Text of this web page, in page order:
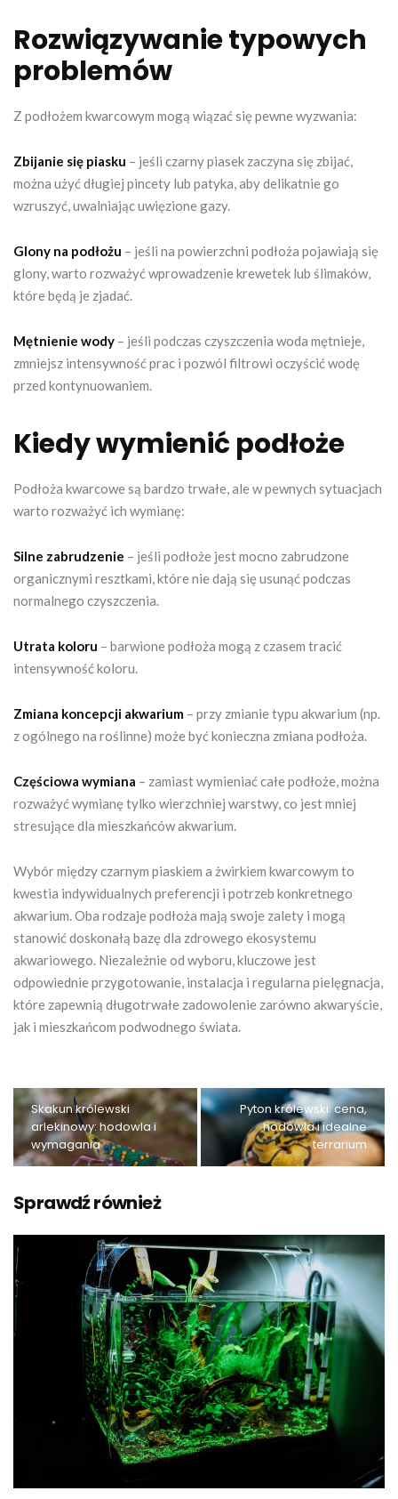
Rozwiązywanie typowych
problemów
Z podłożem kwarcowym mogą wiązać się pewne wyzwania:
Zbijanie się piasku – jeśli czarny piasek zaczyna się zbijać,
można użyć długiej pincety lub patyka, aby delikatnie go
wzruszyć, uwalniając uwięzione gazy.
Glony na podłożu – jeśli na powierzchni podłoża pojawiają się
glony, warto rozważyć wprowadzenie krewetek lub ślimaków,
które będą je zjadać.
Mętnienie wody – jeśli podczas czyszczenia woda mętnieje,
zmniejsz intensywność prac i pozwól filtrowi oczyścić wodę
przed kontynuowaniem.
Kiedy wymienić podłoże
Podłoża kwarcowe są bardzo trwałe, ale w pewnych sytuacjach
warto rozważyć ich wymianę:
Silne zabrudzenie – jeśli podłoże jest mocno zabrudzone
organicznymi resztkami, które nie dają się usunąć podczas
normalnego czyszczenia.
Utrata koloru – barwione podłoża mogą z czasem tracić
intensywność koloru.
Zmiana koncepcji akwarium – przy zmianie typu akwarium (np.
z ogólnego na roślinne) może być konieczna zmiana podłoża.
Częściowa wymiana – zamiast wymieniać całe podłoże, można
rozważyć wymianę tylko wierzchniej warstwy, co jest mniej
stresujące dla mieszkańców akwarium.
Wybór między czarnym piaskiem a żwirkiem kwarcowym to
kwestia indywidualnych preferencji i potrzeb konkretnego
akwarium. Oba rodzaje podłoża mają swoje zalety i mogą
stanowić doskonałą bazę dla zdrowego ekosystemu
akwariowego. Niezależnie od wyboru, kluczowe jest
odpowiednie przygotowanie, instalacja i regularna pielęgnacja,
które zapewnią długotrwałe zadowolenie zarówno akwaryście,
jak i mieszkańcom podwodnego świata.
Skakun królewski
arlekinowy: hodowla i
wymagania
Pyton królewski: cena,
hodowla i idealne
terrarium
Sprawdź również